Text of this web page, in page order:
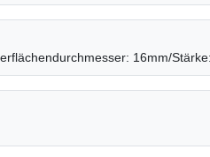
16mm/